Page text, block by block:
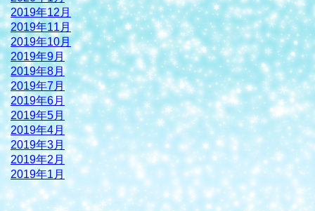
2019年12月
2019年11月
2019年10月
2019年9月
2019年8月
2019年7月
2019年6月
2019年5月
2019年4月
2019年3月
2019年2月
2019年1月